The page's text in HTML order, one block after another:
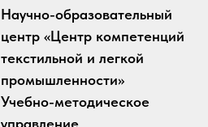
Научно-образовательный
центр «Центр компетенций
текстильной и легкой
промышленности»
Учебно-методическое
управление